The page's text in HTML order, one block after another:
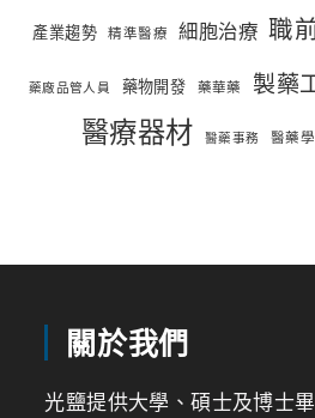
產業趨勢 精準醫療 細胞治療 職
藥廠品管人員 藥物開發 藥華藥 製藥
醫療器材 醫藥事務 醫藥
關於我們
光鹽提供大學、碩士及博士